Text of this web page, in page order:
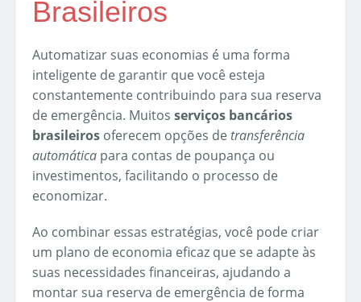
Brasileiros
Automatizar suas economias é uma forma
inteligente de garantir que você esteja
constantemente contribuindo para sua reserva
de emergência. Muitos serviços bancários
brasileiros oferecem opções detransferência
automática para contas de poupança ou
investimentos, facilitando o processo de
economizar.
Ao combinar essas estratégias, você pode criar
um plano de economia eficaz que se adapte às
suas necessidades financeiras, ajudando a
montar sua reserva de emergência de forma